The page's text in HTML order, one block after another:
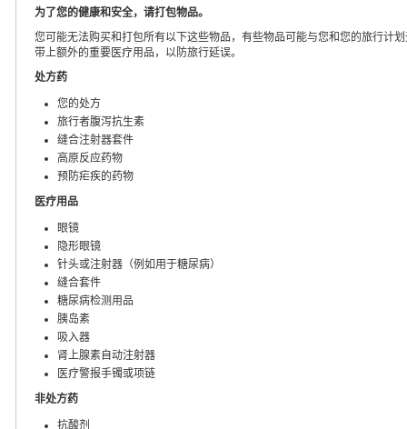
为了您的健康和安全，请打包物品。
您可能无法购买和打包所有以下这些物品，有些物品可能与您和您的旅行计
带上额外的重要医疗用品，以防旅行延误。
处方药
您的处方
旅行者腹泻抗生素
缝合注射器套件
高原反应药物
预防疟疾的药物
医疗用品
眼镜
隐形眼镜
针头或注射器（例如用于糖尿病）
缝合套件
糖尿病检测用品
胰岛素
吸入器
肾上腺素自动注射器
医疗警报手镯或项链
非处方药
抗酸剂